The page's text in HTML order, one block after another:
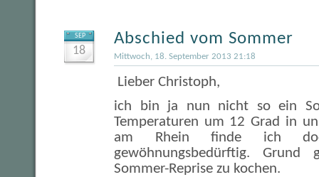
SEP
18
Abschied vom Sommer
Mittwoch, 18. September 2013 21:18
Lieber Christoph,
ich bin ja nun nicht so ein
Temperaturen um 12 Grad in
am Rhein finde ich
gewöhnungsbedürftig. Grund
Sommer-Reprise zu kochen.